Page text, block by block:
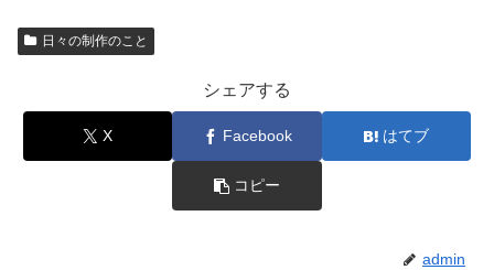
日々の制作のこと
シェアする
X Facebook はてブ
コピー
admin